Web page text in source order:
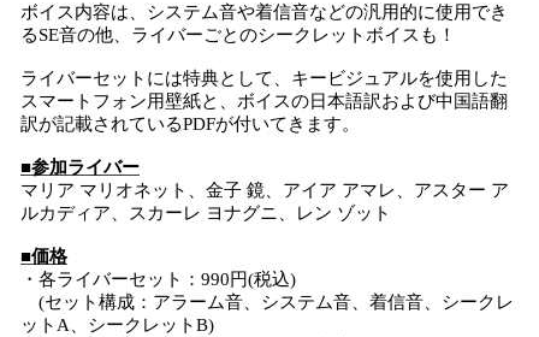
ボイス内容は、システム音や着信音などの汎用的に使用でき
るSE音の他、ライバーごとのシークレットボイスも！
ライバーセットには特典として、キービジュアルを使用した
スマートフォン用壁紙と、ボイスの日本語訳および中国語翻
訳が記載されているPDFが付いてきます。
■参加ライバー
マリア マリオネット、金子 鏡、アイア アマレ、アスター ア
ルカディア、スカーレ ヨナグニ、レン ゾット
■価格
・各ライバーセット：990円(税込)
(セット構成：アラーム音、システム音、着信音、シークレ
ットA、シークレットB)